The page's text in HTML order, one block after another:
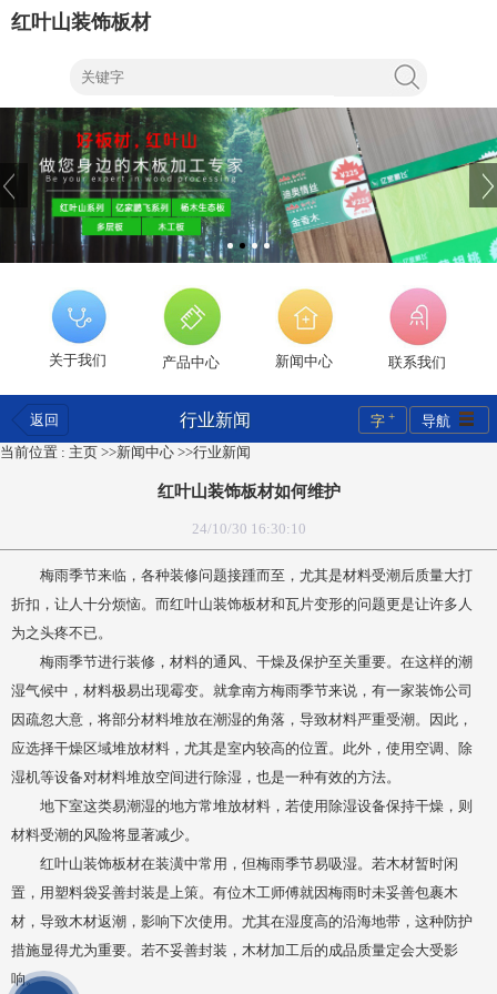
红叶山装饰板材
关于我们 产品中心 新闻中心 联系我们
返回 行业新闻 导航
字 +
当前位置 : 主页 >>新闻中心 >>行业新闻
红叶山装饰板材如何维护
24/10/30 16:30:10
梅雨季节来临，各种装修问题接踵而至，尤其是材料受潮后质量大打
折扣，让人十分烦恼。而红叶山装饰板材和瓦片变形的问题更是让许多人
为之头疼不已。
梅雨季节进行装修，材料的通风、干燥及保护至关重要。在这样的潮
湿气候中，材料极易出现霉变。就拿南方梅雨季节来说，有一家装饰公司
因疏忽大意，将部分材料堆放在潮湿的角落，导致材料严重受潮。因此，
应选择干燥区域堆放材料，尤其是室内较高的位置。此外，使用空调、除
湿机等设备对材料堆放空间进行除湿，也是一种有效的方法。
地下室这类易潮湿的地方常堆放材料，若使用除湿设备保持干燥，则
材料受潮的风险将显著减少。
红叶山装饰板材在装潢中常用，但梅雨季节易吸湿。若木材暂时闲
置，用塑料袋妥善封装是上策。有位木工师傅就因梅雨时未妥善包裹木
材，导致木材返潮，影响下次使用。尤其在湿度高的沿海地带，这种防护
措施显得尤为重要。若不妥善封装，木材加工后的成品质量定会大受影
响。